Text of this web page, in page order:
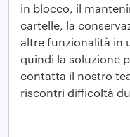
in blocco, il
cartelle, la
altre funzionalità in
quindi la soluzione
contatta il nostro
riscontri difficoltà